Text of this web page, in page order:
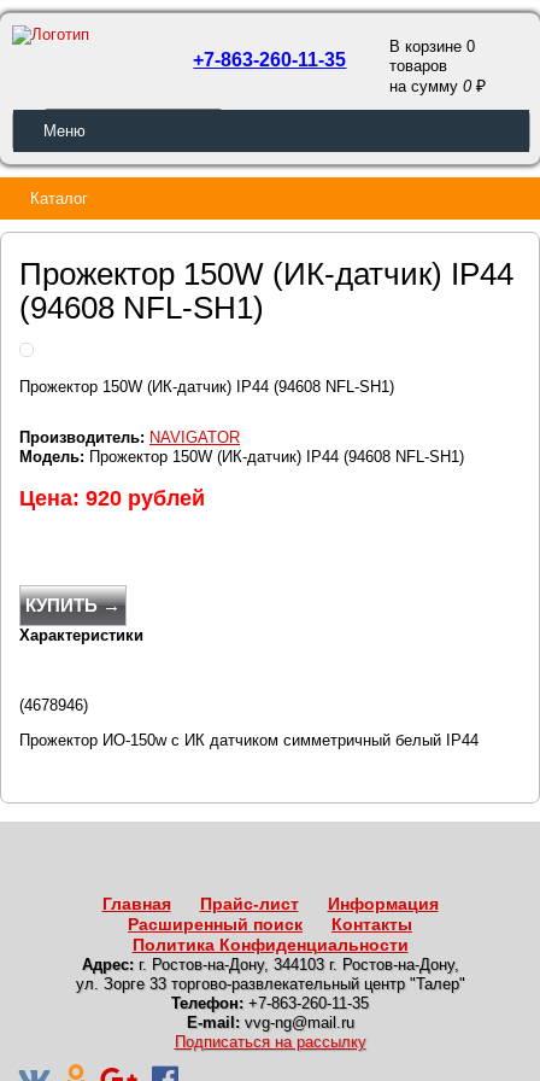
ОБРАТНЫЙ ЗВОНОК
+7-863-260-11-35
В корзине 0
товаров
на сумму0
Меню
Каталог
Прожектор 150W (ИК-датчик) IP44
(94608 NFL-SH1)
Прожектор 150W (ИК-датчик) IP44 (94608 NFL-SH1)
Производитель: NAVIGATOR
Модель: Прожектор 150W (ИК-датчик) IP44 (94608 NFL-SH1)
Цена: 920 рублей
КУПИТЬ →
Характеристики
(4678946)
Прожектор ИО-150w с ИК датчиком симметричный белый IP44
Главная Прайс-лист
Информация
Расширенный поиск
Контакты
Политика Конфиденциальности
Адрес: г. Ростов-на-Дону, 344103 г. Ростов-на-Дону,
ул. Зорге 33 торгово-развлекательный центр "Талер"
Телефон: +7-863-260-11-35
E-mail: vvg-ng@mail.ru
Подписаться на рассылку